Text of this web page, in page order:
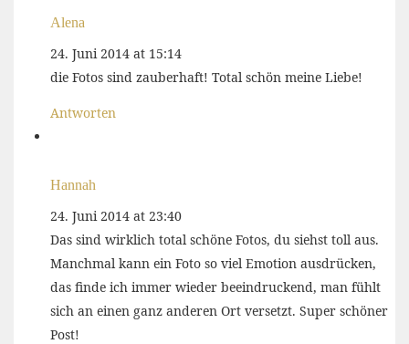
Alena
24. Juni 2014 at 15:14
die Fotos sind zauberhaft! Total schön meine Liebe!
Antworten
Hannah
24. Juni 2014 at 23:40
Das sind wirklich total schöne Fotos, du siehst toll aus.
Manchmal kann ein Foto so viel Emotion ausdrücken,
das finde ich immer wieder beeindruckend, man fühlt
sich an einen ganz anderen Ort versetzt. Super schöner
Post!